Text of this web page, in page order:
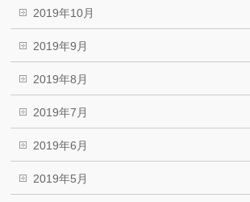
2019年10月
2019年9月
2019年8月
2019年7月
2019年6月
2019年5月